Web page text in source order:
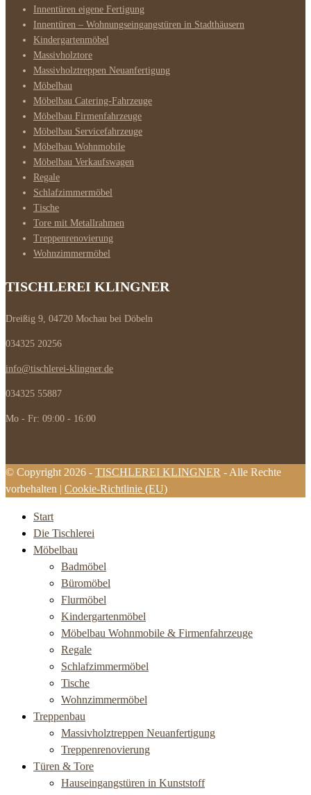
Innentüren eigene Fertigung
Innentüren – Wohnungseingangstüren in Stadthäusern
Kindergartenmöbel
Massivholztore
Massivholztreppen Neuanfertigung
Möbelbau
Möbelbau Catering-Fahrzeuge
Möbelbau Firmenfahrzeuge
Möbelbau Servicefahrzeuge
Möbelbau Wohnmobile
Möbelbau Verkaufswagen
Regale
Schlafzimmermöbel
Tische
Tore mit Metallrahmen
Treppenrenovierung
Wohnzimmermöbel
TISCHLEREI KLINGNER
Dreißig 9, 04720 Mochau bei Döbeln
034325 20256
info@tischlerei-klingner.de
034325 55887
Mo - Fr: 09:00 - 16:00
© Copyright 2026 - TISCHLEREI KLINGNER - Alle Rechte
vorbehalten | Cookie-Richtlinie (EU)
Start
Die Tischlerei
Möbelbau
Badmöbel
Büromöbel
Flurmöbel
Kindergartenmöbel
Möbelbau Wohnmobile & Firmenfahrzeuge
Regale
Schlafzimmermöbel
Tische
Wohnzimmermöbel
Treppenbau
Massivholztreppen Neuanfertigung
Treppenrenovierung
Türen & Tore
Hauseingangstüren in Kunststoff